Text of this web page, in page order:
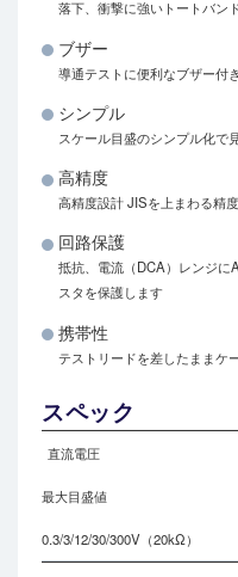
落下、衝撃に強いトートバン
ブザー
導通テストに便利なブザー付き
シンプル
スケール目盛のシンプル化で
高精度
高精度設計 JISを上まわる精
回路保護
抵抗、電流（DCA）レンジに
スタを保護します
携帯性
テストリードを差したままケ
スペック
直流電圧
最大目盛値
0.3/3/12/30/300V（20kΩ）